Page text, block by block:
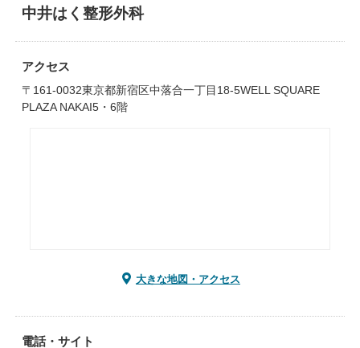
中井はく整形外科
アクセス
〒161-0032東京都新宿区中落合一丁目18-5WELL SQUARE
PLAZA NAKAI5・6階
大きな地図・アクセス
電話・サイト